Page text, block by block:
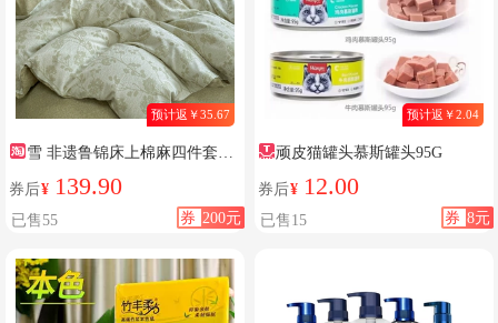
预计返￥35.67
雪 非遗鲁锦床上棉麻四件套全
棉床单老粗布加厚被套床上用品
券后¥ 139.90
券 200元
已售55
预计返￥2.04
顽皮猫罐头慕斯罐头95G
券后¥ 12.00
券 8元
已售15